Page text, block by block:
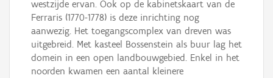
westzijde ervan. Ook op de kabinetskaart van de
Ferraris (1770-1778) is deze inrichting nog
aanwezig. Het toegangscomplex van dreven was
uitgebreid. Met kasteel Bossenstein als buur lag het
domein in een open landbouwgebied. Enkel in het
noorden kwamen een aantal kleinere